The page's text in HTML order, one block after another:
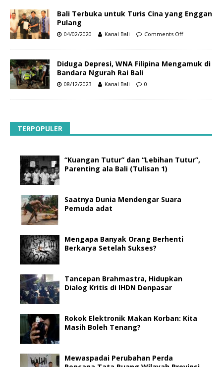
Bali Terbuka untuk Turis Cina yang Enggan
Pulang
04/02/2020 Kanal Bali Comments Off
Diduga Depresi, WNA Filipina Mengamuk di
Bandara Ngurah Rai Bali
08/12/2023 Kanal Bali 0
TERPOPULER
“Kuangan Tutur” dan “Lebihan Tutur”,
Parenting ala Bali (Tulisan 1)
Saatnya Dunia Mendengar Suara
Pemuda adat
Mengapa Banyak Orang Berhenti
Berkarya Setelah Sukses?
Tancepan Brahmastra, Hidupkan
Dialog Kritis di IHDN Denpasar
Rokok Elektronik Makan Korban: Kita
Masih Boleh Tenang?
Mewaspadai Perubahan Perda